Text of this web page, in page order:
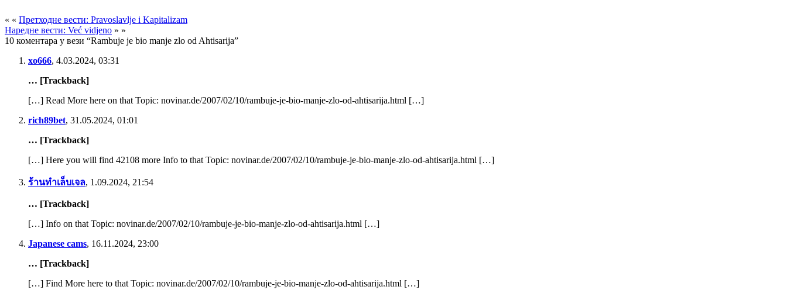
« « Претходне вести: Pravoslavlje i Kapitalizam
Наредне вести: Već vidjeno » »
10 коментара у вези “Rambuje je bio manje zlo od Ahtisarija”
xo666, 4.03.2024, 03:31
… [Trackback]
[…] Read More here on that Topic: novinar.de/2007/02/10/rambuje-je-bio-manje-zlo-od-ahtisarija.html […]
rich89bet, 31.05.2024, 01:01
… [Trackback]
[…] Here you will find 42108 more Info to that Topic: novinar.de/2007/02/10/rambuje-je-bio-manje-zlo-od-ahtisarija.html […]
ร้านทำเล็บเจล, 1.09.2024, 21:54
… [Trackback]
[…] Info on that Topic: novinar.de/2007/02/10/rambuje-je-bio-manje-zlo-od-ahtisarija.html […]
Japanese cams, 16.11.2024, 23:00
… [Trackback]
[…] Find More here to that Topic: novinar.de/2007/02/10/rambuje-je-bio-manje-zlo-od-ahtisarija.html […]